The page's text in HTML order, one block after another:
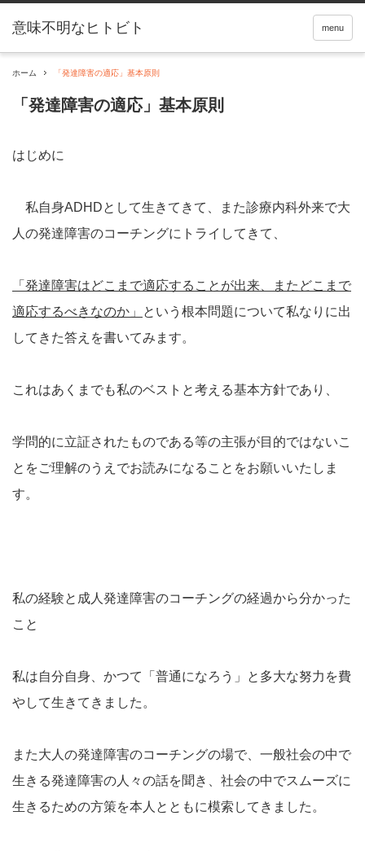
menu
ホーム 「発達障害の適応」基本原則
「発達障害の適応」基本原則
はじめに
私自身ADHDとして生きてきて、また診療内科外来で大
人の発達障害のコーチングにトライしてきて、
「発達障害はどこまで適応することが出来、またどこまで
適応するべきなのか」
という根本問題について私なりに出
してきた答えを書いてみます。
これはあくまでも私のベストと考える基本方針であり、
学問的に立証されたものである等の主張が目的ではないこ
とをご理解のうえでお読みになることをお願いいたしま
す。
私の経験と成人発達障害のコーチングの経過から分かった
こと
私は自分自身、かつて「普通になろう」と多大な努力を費
やして生きてきました。
また大人の発達障害のコーチングの場で、一般社会の中で
生きる発達障害の人々の話を聞き、社会の中でスムーズに
生きるための方策を本人とともに模索してきました。